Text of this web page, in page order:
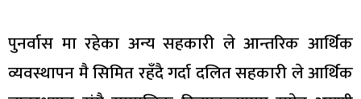
पुनर्वास मा रहेका अन्य सहकारी ले आन्तरिक आर्थिक
व्यवस्थापन मै सिमित रहँदै गर्दा दलित सहकारी ले आर्थिक